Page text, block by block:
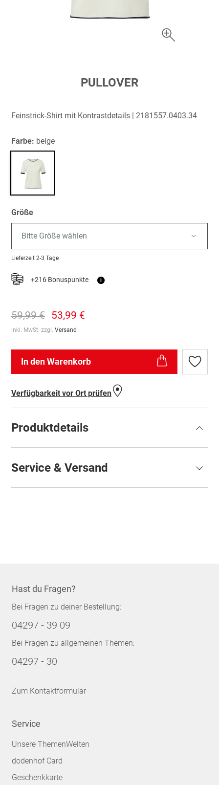
springen
PULLOVER
Feinstrick-Shirt mit Kontrastdetails | 2181557.0403.34
Farbe: beige
Größe
Bitte Größe wählen
Lieferzeit 2-3 Tage
+216 Bonuspunkte i
59,99 € 53,99 €
inkl. MwSt. zzgl. Versand
In den Warenkorb
Zur
Verfügbarkeit vor Ort prüfen
Produktdetails
Service & Versand
Hast du Fragen?
Bei Fragen zu deiner Bestellung:
04297 - 39 09
Bei Fragen zu allgemeinen Themen:
04297 - 30
Zum Kontaktformular
Service
Unsere ThemenWelten
dodenhof Card
Geschenkkarte